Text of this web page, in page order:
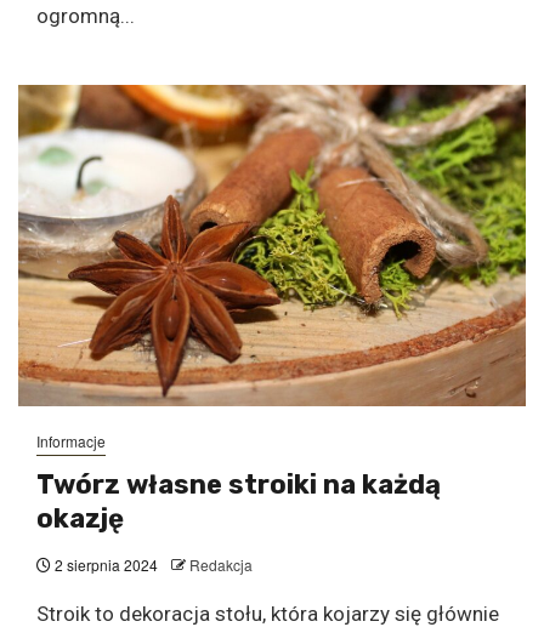
ogromną...
Informacje
Twórz własne stroiki na każdą
okazję
2 sierpnia 2024 Redakcja
Stroik to dekoracja stołu, która kojarzy się głównie